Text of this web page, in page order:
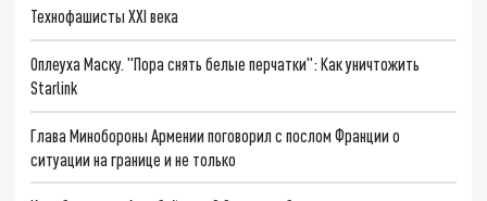
Технофашисты XXI века
Оплеуха Маску. "Пора снять белые перчатки": Как уничтожить
Starlink
Глава Минобороны Армении поговорил с послом Франции о
ситуации на границе и не только